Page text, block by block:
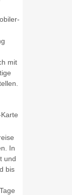
mit
In
und
bis